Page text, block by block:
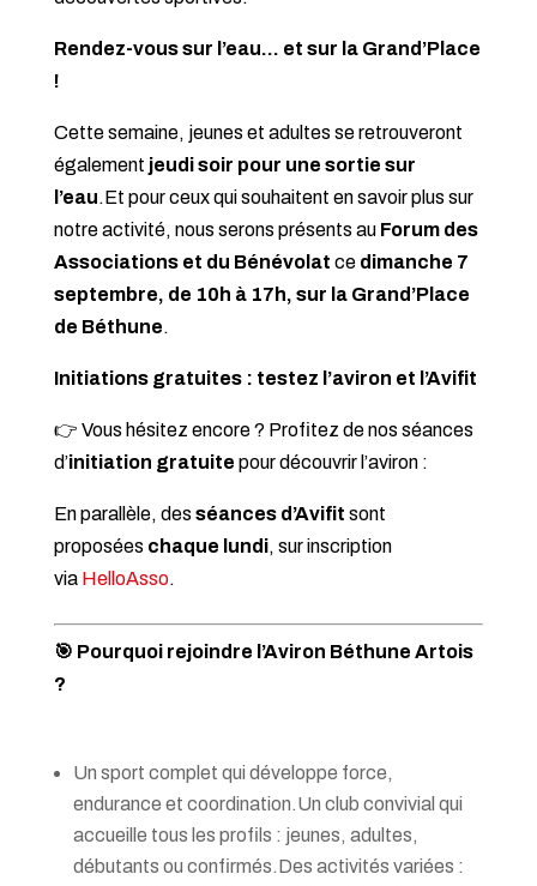
Rendez-vous sur l’eau… et sur la Grand’Place
!
Cette semaine, jeunes et adultes se retrouveront
également jeudi soir pour une sortie sur
l’eau.Et pour ceux qui souhaitent en savoir plus sur
notre activité, nous serons présents au Forum des
Associations et du Bénévolat ce dimanche 7
septembre, de 10h à 17h, sur la Grand’Place
de Béthune.
Initiations gratuites : testez l’aviron et l’Avifit
👉 Vous hésitez encore ? Profitez de nos séances
d’initiation gratuite pour découvrir l’aviron :
En parallèle, des séances d’Avifit sont
proposées chaque lundi, sur inscription
via HelloAsso.
🎯 Pourquoi rejoindre l’Aviron Béthune Artois
?
Un sport complet qui développe force,
endurance et coordination.Un club convivial qui
accueille tous les profils : jeunes, adultes,
débutants ou confirmés.Des activités variées :